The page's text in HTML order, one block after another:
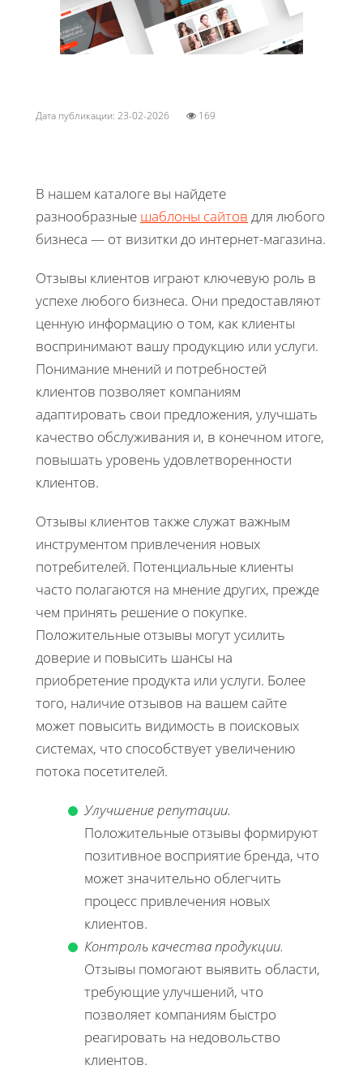
Дата публикации: 23-02-2026 169
В нашем каталоге вы найдете
разнообразные шаблоны сайтов для любого
бизнеса — от визитки до интернет-магазина.
Отзывы клиентов играют ключевую роль в
успехе любого бизнеса. Они предоставляют
ценную информацию о том, как клиенты
воспринимают вашу продукцию или услуги.
Понимание мнений и потребностей
клиентов позволяет компаниям
адаптировать свои предложения, улучшать
качество обслуживания и, в конечном итоге,
повышать уровень удовлетворенности
клиентов.
Отзывы клиентов также служат важным
инструментом привлечения новых
потребителей. Потенциальные клиенты
часто полагаются на мнение других, прежде
чем принять решение о покупке.
Положительные отзывы могут усилить
доверие и повысить шансы на
приобретение продукта или услуги. Более
того, наличие отзывов на вашем сайте
может повысить видимость в поисковых
системах, что способствует увеличению
потока посетителей.
Улучшение репутации.
Положительные отзывы формируют
позитивное восприятие бренда, что
может значительно облегчить
процесс привлечения новых
клиентов.
Контроль качества продукции.
Отзывы помогают выявить области,
требующие улучшений, что
позволяет компаниям быстро
реагировать на недовольство
клиентов.